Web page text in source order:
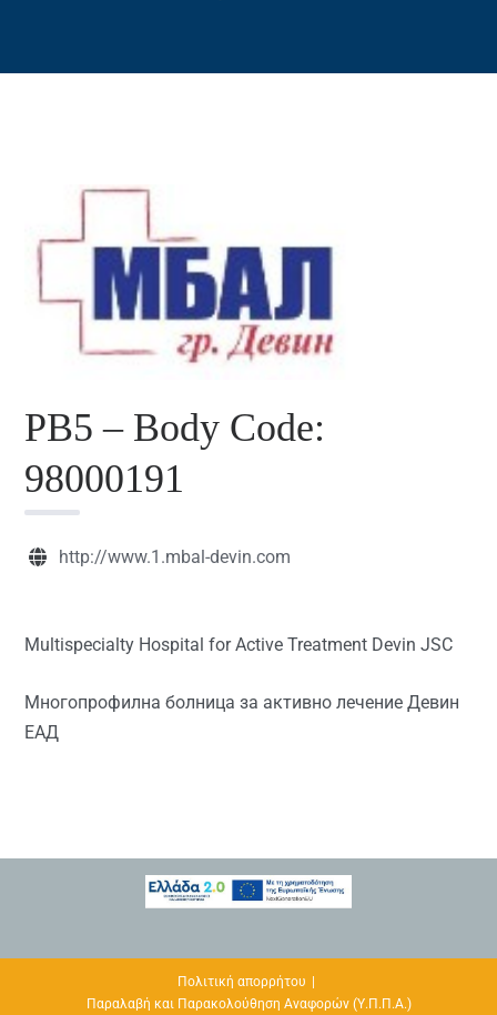
PB5 – Body Code:
98000191
http://www.1.mbal-devin.com
Multispecialty Hospital for Active Treatment Devin JSC
Многопрофилна болница за активно лечение Девин
ЕАД
Πολιτική απορρήτου
Παραλαβή και Παρακολούθηση Αναφορών (Υ.Π.Π.Α.)